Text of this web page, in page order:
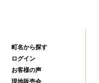
町名から探す
ログイン
お客様の声
現地販売会